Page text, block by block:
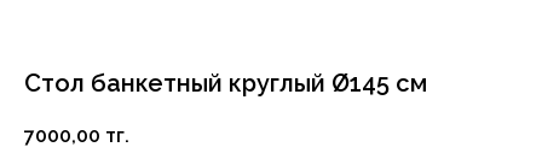
Стол банкетный круглый Ø145 см
7000,00 тг.